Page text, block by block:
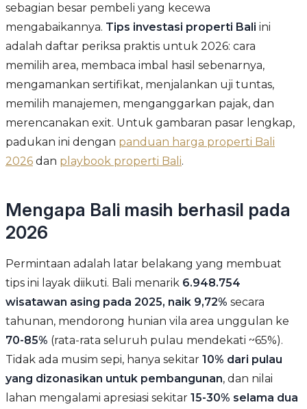
sebagian besar pembeli yang kecewa
mengabaikannya. Tips investasi properti Bali ini
adalah daftar periksa praktis untuk 2026: cara
memilih area, membaca imbal hasil sebenarnya,
mengamankan sertifikat, menjalankan uji tuntas,
memilih manajemen, menganggarkan pajak, dan
merencanakan exit. Untuk gambaran pasar lengkap,
padukan ini dengan panduan harga properti Bali
2026 dan playbook properti Bali.
Mengapa Bali masih berhasil pada
2026
Permintaan adalah latar belakang yang membuat
tips ini layak diikuti. Bali menarik 6.948.754
wisatawan asing pada 2025, naik 9,72% secara
tahunan, mendorong hunian vila area unggulan ke
70-85% (rata-rata seluruh pulau mendekati ~65%).
Tidak ada musim sepi, hanya sekitar 10% dari pulau
yang dizonasikan untuk pembangunan, dan nilai
lahan mengalami apresiasi sekitar 15-30% selama dua